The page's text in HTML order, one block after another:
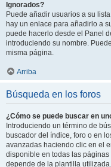
Ignorados?
Puede añadir usuarios a su
hay un enlace para añadirlo a
puede hacerlo desde el Panel
introduciendo su nombre.
misma página.
Arriba
Búsqueda en los foros
¿Cómo se puede buscar en
Introduciendo un término de
buscador del índice, foro o en
avanzadas haciendo clic en el
disponible en todas las
depende de la plantilla utilizada.